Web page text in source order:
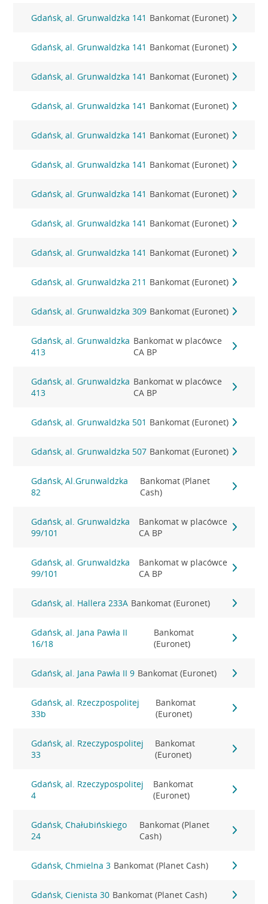
Gdańsk, al. Grunwaldzka 141 Bankomat (Euronet)
Gdańsk, al. Grunwaldzka 141 Bankomat (Euronet)
Gdańsk, al. Grunwaldzka 141 Bankomat (Euronet)
Gdańsk, al. Grunwaldzka 141 Bankomat (Euronet)
Gdańsk, al. Grunwaldzka 141 Bankomat (Euronet)
Gdańsk, al. Grunwaldzka 141 Bankomat (Euronet)
Gdańsk, al. Grunwaldzka 141 Bankomat (Euronet)
Gdańsk, al. Grunwaldzka 141 Bankomat (Euronet)
Gdańsk, al. Grunwaldzka 141 Bankomat (Euronet)
Gdańsk, al. Grunwaldzka 211 Bankomat (Euronet)
Gdańsk, al. Grunwaldzka 309 Bankomat (Euronet)
Gdańsk, al. Grunwaldzka
413
Bankomat w placówce
CA BP
Gdańsk, al. Grunwaldzka
413
Bankomat w placówce
CA BP
Gdańsk, al. Grunwaldzka 501 Bankomat (Euronet)
Gdańsk, al. Grunwaldzka 507 Bankomat (Euronet)
Gdańsk, Al.Grunwaldzka
82
Bankomat (Planet
Cash)
Gdańsk, al. Grunwaldzka
99/101
Bankomat w placówce
CA BP
Gdańsk, al. Grunwaldzka
99/101
Bankomat w placówce
CA BP
Gdańsk, al. Hallera 233A Bankomat (Euronet)
Gdańsk, al. Jana Pawła II
16/18
Bankomat
(Euronet)
Gdańsk, al. Jana Pawła II 9 Bankomat (Euronet)
Gdańsk, al. Rzeczpospolitej
33b
Bankomat
(Euronet)
Gdańsk, al. Rzeczypospolitej
33
Bankomat
(Euronet)
Gdańsk, al. Rzeczypospolitej
4
Bankomat
(Euronet)
Gdańsk, Chałubińskiego
24
Bankomat (Planet
Cash)
Gdańsk, Chmielna 3 Bankomat (Planet Cash)
Gdańsk, Cienista 30 Bankomat (Planet Cash)